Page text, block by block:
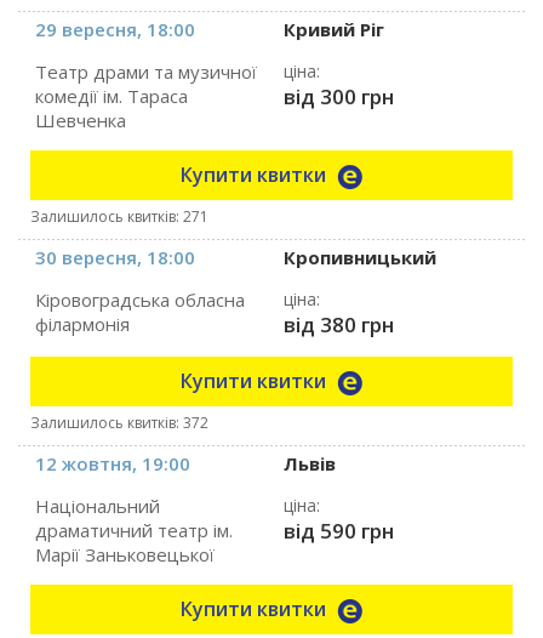
29 вересня, 18:00
Кривий Ріг
Театр драми та музичної
комедії ім. Тараса
Шевченка
ціна:
від 300 грн
Купити квитки
Залишилось квитків: 271
30 вересня, 18:00
Кропивницький
Кіровоградська обласна
філармонія
ціна:
від 380 грн
Купити квитки
Залишилось квитків: 372
12 жовтня, 19:00
Львів
Національний
драматичний театр ім.
Марії Заньковецької
ціна:
від 590 грн
Купити квитки